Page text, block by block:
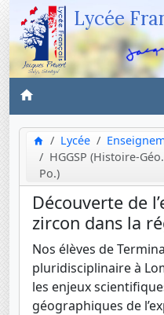
Lycée
Lycée
HGGSP (Histoire-
Po.)
Découverte de
zircon dans la
Nos élèves de
pluridisciplinaire à
les enjeux
géographiques de